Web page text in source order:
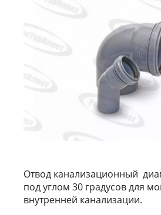
Отвод канализационный
под углом 30 градусов для
внутренней канализации.